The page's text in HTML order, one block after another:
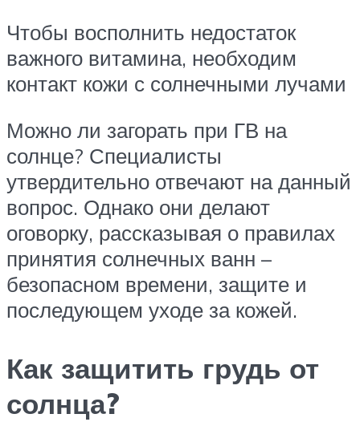
Чтобы восполнить недостаток
важного витамина, необходим
контакт кожи с солнечными лучами
Можно ли загорать при ГВ на
солнце? Специалисты
утвердительно отвечают на данный
вопрос. Однако они делают
оговорку, рассказывая о правилах
принятия солнечных ванн –
безопасном времени, защите и
последующем уходе за кожей.
Как защитить грудь от
солнца?